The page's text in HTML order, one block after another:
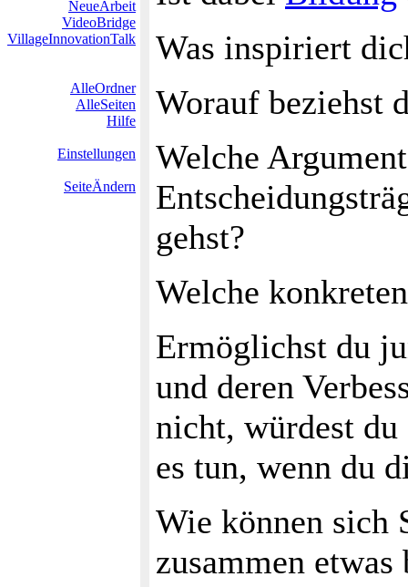
NeueArbeit
VideoBridge
VillageInnovationTalk
AlleOrdner
AlleSeiten
Hilfe
Einstellungen
SeiteÄndern
Was inspiriert
Worauf beziehst
Welche
gehst?
Welche
Ermöglichst du
und deren
nicht, würdest du
es tun, wenn du
Wie können sich
zusammen